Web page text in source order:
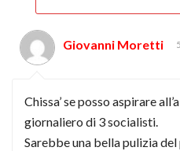
Giovanni Moretti
Chissa’ se posso aspirare
giornaliero di 3 socialisti.
Sarebbe una bella pulizia